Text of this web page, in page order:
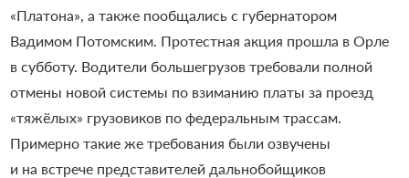
«Платона», а также пообщались с губернатором
Вадимом Потомским. Протестная акция прошла в Орле
в субботу. Водители большегрузов требовали полной
отмены новой системы по взиманию платы за проезд
«тяжёлых» грузовиков по федеральным трассам.
Примерно такие же требования были озвучены
и на встрече представителей дальнобойщиков